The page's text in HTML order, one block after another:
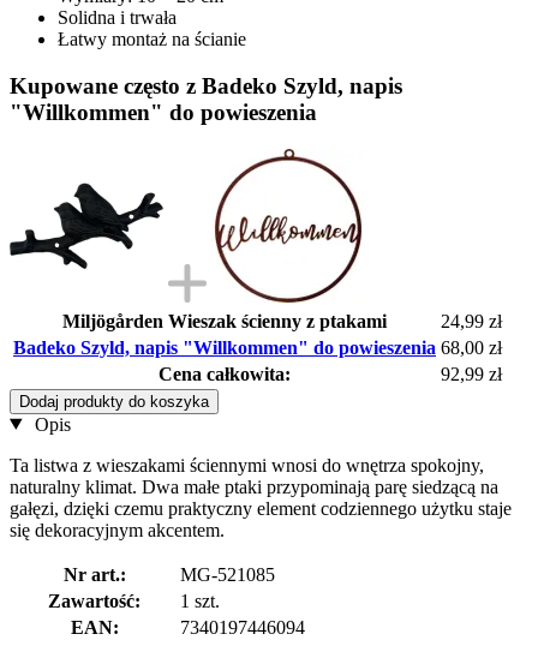
Solidna i trwała
Łatwy montaż na ścianie
Kupowane często z Badeko Szyld, napis
"Willkommen" do powieszenia
Miljögården Wieszak ścienny z ptakami
24,99 zł
Badeko Szyld, napis "Willkommen" do powieszenia 68,00 zł
Cena całkowita:
92,99 zł
Dodaj produkty do koszyka
Opis
Ta listwa z wieszakami ściennymi wnosi do wnętrza spokojny,
naturalny klimat. Dwa małe ptaki przypominają parę siedzącą na
gałęzi, dzięki czemu praktyczny element codziennego użytku staje
się dekoracyjnym akcentem.
Nr art.:
MG-521085
Zawartość:
1 szt.
EAN:
7340197446094